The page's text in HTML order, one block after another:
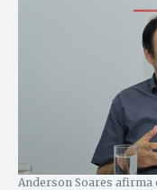
Anderson Soares afirma